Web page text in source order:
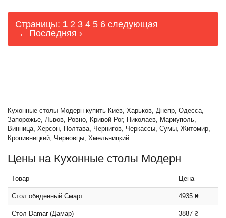
Страницы: 1 2 3 4 5 6 следующая
→
Последняя ›
Кухонные столы Модерн купить Киев, Харьков, Днепр, Одесса,
Запорожье, Львов, Ровно, Кривой Рог, Николаев, Мариуполь,
Винница, Херсон, Полтава, Чернигов, Черкассы, Сумы, Житомир,
Кропивницкий, Черновцы, Хмельницкий
Цены на Кухонные столы Модерн
Товар Цена
Стол обеденный Смарт 4935 ₴
Стол Damar (Дамар) 3887 ₴